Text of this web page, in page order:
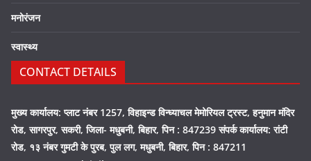
मनोरंजन
स्वास्थ्य
CONTACT DETAILS
मुख्य कार्यालय: प्लाट नंबर 1257, विहाइन्ड विन्ध्याचल मेमोरियल ट्रस्ट, हनुमान मंदिर
रोड, सागरपुर, सकरी, जिला- मधुबनी, बिहार, पिन : 847239 संपर्क कार्यालय: रांटी
रोड, १३ नंबर गुमटी के पुरब, पुल लग, मधुबनी, बिहार, पिन : 847211